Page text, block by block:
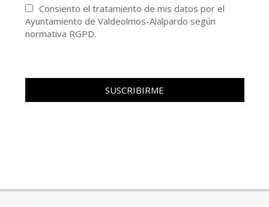
Consiento el tratamiento de mis datos por el
Ayuntamiento de Valdeolmos-Alalpardo según
normativa RGPD.